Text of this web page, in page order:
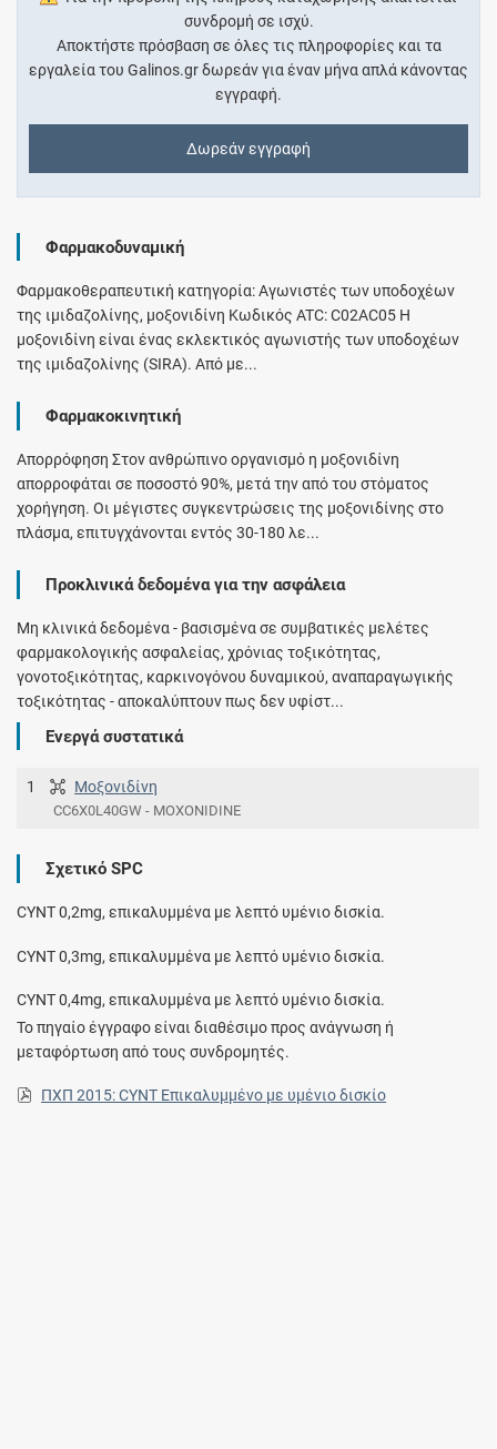
συνδρομή σε ισχύ.
Αποκτήστε πρόσβαση σε όλες τις πληροφορίες και τα
εργαλεία του Galinos.gr δωρεάν για έναν μήνα απλά κάνοντας
εγγραφή.
Δωρεάν εγγραφή
Φαρμακοδυναμική
Φαρμακοθεραπευτική κατηγορία: Αγωνιστές των υποδοχέων
της ιμιδαζολίνης, μοξονιδίνη Κωδικός ATC: C02AC05 Η
μοξονιδίνη είναι ένας εκλεκτικός αγωνιστής των υποδοχέων
της ιμιδαζολίνης (SIRA). Από με...
Φαρμακοκινητική
Απορρόφηση Στον ανθρώπινο οργανισμό η μοξονιδίνη
απορροφάται σε ποσοστό 90%, μετά την από του στόματος
χορήγηση. Οι μέγιστες συγκεντρώσεις της μοξονιδίνης στο
πλάσμα, επιτυγχάνονται εντός 30-180 λε...
Προκλινικά δεδομένα για την ασφάλεια
Μη κλινικά δεδομένα - βασισμένα σε συμβατικές μελέτες
φαρμακολογικής ασφαλείας, χρόνιας τοξικότητας,
γονοτοξικότητας, καρκινογόνου δυναμικού, αναπαραγωγικής
τοξικότητας - αποκαλύπτουν πως δεν υφίστ...
Ενεργά συστατικά
1 Μοξονιδίνη
CC6X0L40GW - MOXONIDINE
Σχετικό SPC
CYNT 0,2mg, επικαλυμμένα με λεπτό υμένιο δισκία.
CYNT 0,3mg, επικαλυμμένα με λεπτό υμένιο δισκία.
CYNT 0,4mg, επικαλυμμένα με λεπτό υμένιο δισκία.
Το πηγαίο έγγραφο είναι διαθέσιμο προς ανάγνωση ή
μεταφόρτωση από τους συνδρομητές.
ΠΧΠ 2015: CYNT Επικαλυμμένο με υμένιο δισκίο